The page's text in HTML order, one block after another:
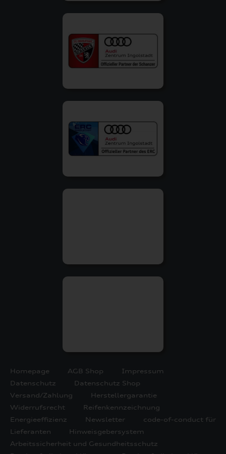
Homepage AGB Shop
Impressum
Datenschutz
Datenschutz Shop
Versand/Zahlung
Herstellergarantie
Widerrufsrecht
Reifenkennzeichnung
Energieeffizienz
Newsletter
code-of-conduct für
Lieferanten
Hinweisgebersystem
Arbeitssicherheit und Gesundheitsschutz